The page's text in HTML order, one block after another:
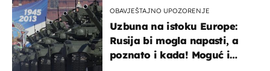
OBAVJEŠTAJNO UPOZORENJE
Uzbuna na istoku Europe:
Rusija bi mogla napasti, a
poznato i kada! Moguć i